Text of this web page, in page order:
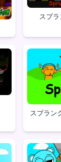
スプ
スプラン